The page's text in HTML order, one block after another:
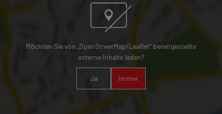
Möchten Sie von „OpenStreetMap/Leaflet“ bereitgestellte
externe Inhalte laden?
Ja Immer